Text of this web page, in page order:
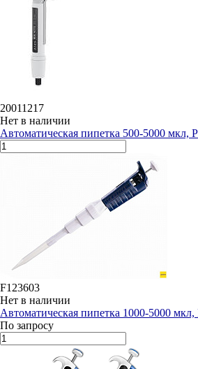
20011217
Нет в наличии
Автоматическая пипетка 500-5000 мкл,
F123603
Нет в наличии
Автоматическая пипетка 1000-5000 мкл,
По запросу